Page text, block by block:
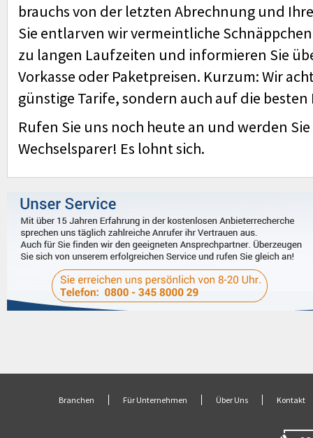
brauchs von der letzten Abrechnung und
Sie entlarven wir vermeintliche
zu langen Laufzeiten und informieren Sie
Vorkasse oder Paketpreisen. Kurzum: Wir
günstige Tarife, sondern auch auf die
Rufen Sie uns noch heute an und werden
Wechselsparer! Es lohnt sich.
Branchen Für Unternehmen Über Uns Kontakt